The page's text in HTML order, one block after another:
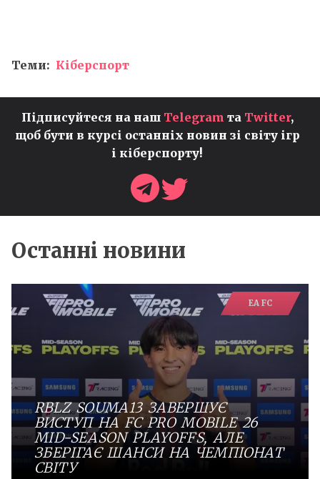
Теми: Кіберспорт
Підписуйтеся на наш Telegram та Twitter,
щоб бути в курсі останніх новин зі світу ігр
і кіберспорту!
Останні новини
EA FC
RBLZ SOUMA13 ЗАВЕРШУЄ
ВИСТУП НА FC PRO MOBILE 26
MID-SEASON PLAYOFFS, АЛЕ
ЗБЕРІГАЄ ШАНСИ НА ЧЕМПІОНАТ
СВІТУ